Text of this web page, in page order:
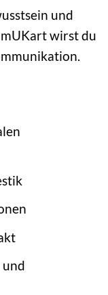
und
wirst du
und